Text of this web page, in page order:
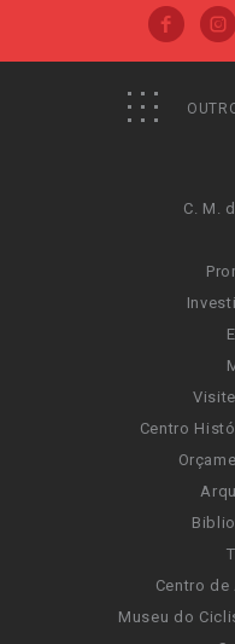
C. M.
Centro
Centro
Museu do